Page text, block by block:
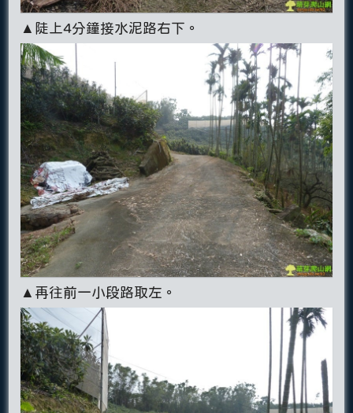
▲陡上4分鐘接水泥路右下。
▲再往前一小段路取左。